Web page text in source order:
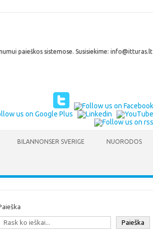
paieškos sistemose. Susisiekime: info@itturas.lt
BILANNONSER SVERIGE NUORODOS
Paieška